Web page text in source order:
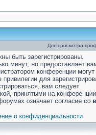
Для просмотра
быть зарегистрированы.
минут, но предоставляет
конференции
для
вам следует
принятыми на
означает согласие со
о конфиденциальности